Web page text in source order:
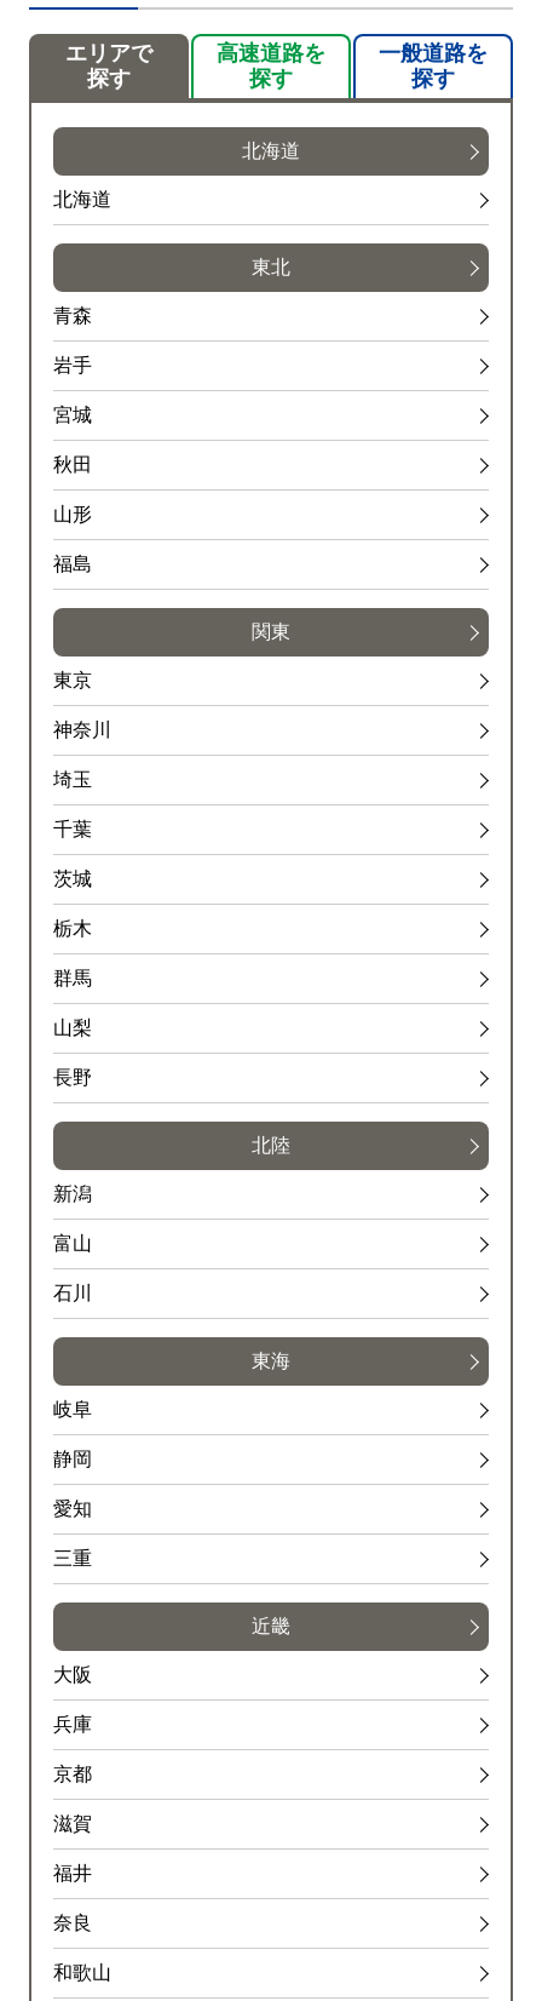
エリアで
探す
高速道路を
探す
一般道路を
探す
北海道
北海道
東北
青森
岩手
宮城
秋田
山形
福島
関東
東京
神奈川
埼玉
千葉
茨城
栃木
群馬
山梨
長野
北陸
新潟
富山
石川
東海
岐阜
静岡
愛知
三重
近畿
大阪
兵庫
京都
滋賀
福井
奈良
和歌山